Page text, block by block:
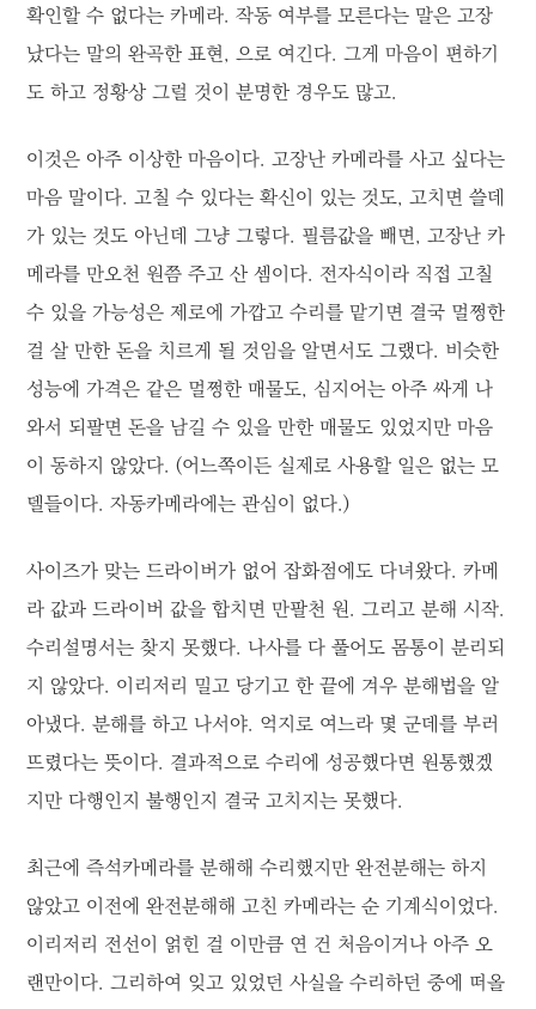
확인할 수 없다는 카메라. 작동 여부를 모른다는 말은 고장
났다는 말의 완곡한 표현, 으로 여긴다. 그게 마음이 편하기
도 하고 정황상 그럴 것이 분명한 경우도 많고.
이것은 아주 이상한 마음이다. 고장난 카메라를 사고 싶다는
마음 말이다. 고칠 수 있다는 확신이 있는 것도, 고치면 쓸데
가 있는 것도 아닌데 그냥 그렇다. 필름값을 빼면, 고장난 카
메라를 만오천 원쯤 주고 산 셈이다. 전자식이라 직접 고칠
수 있을 가능성은 제로에 가깝고 수리를 맡기면 결국 멀쩡한
걸 살 만한 돈을 치르게 될 것임을 알면서도 그랬다. 비슷한
성능에 가격은 같은 멀쩡한 매물도, 심지어는 아주 싸게 나
와서 되팔면 돈을 남길 수 있을 만한 매물도 있었지만 마음
이 동하지 않았다. (어느쪽이든 실제로 사용할 일은 없는 모
델들이다. 자동카메라에는 관심이 없다.)
사이즈가 맞는 드라이버가 없어 잡화점에도 다녀왔다. 카메
라 값과 드라이버 값을 합치면 만팔천 원. 그리고 분해 시작.
수리설명서는 찾지 못했다. 나사를 다 풀어도 몸통이 분리되
지 않았다. 이리저리 밀고 당기고 한 끝에 겨우 분해법을 알
아냈다. 분해를 하고 나서야. 억지로 여느라 몇 군데를 부러
뜨렸다는 뜻이다. 결과적으로 수리에 성공했다면 원통했겠
지만 다행인지 불행인지 결국 고치지는 못했다.
최근에 즉석카메라를 분해해 수리했지만 완전분해는 하지
않았고 이전에 완전분해해 고친 카메라는 순 기계식이었다.
이리저리 전선이 얽힌 걸 이만큼 연 건 처음이거나 아주 오
랜만이다. 그리하여 잊고 있었던 사실을 수리하던 중에 떠올